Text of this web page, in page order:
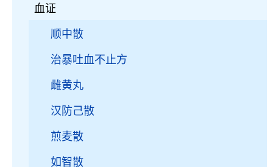
血证
顺中散
治暴吐血不止方
雌黄丸
汉防己散
煎麦散
如智散